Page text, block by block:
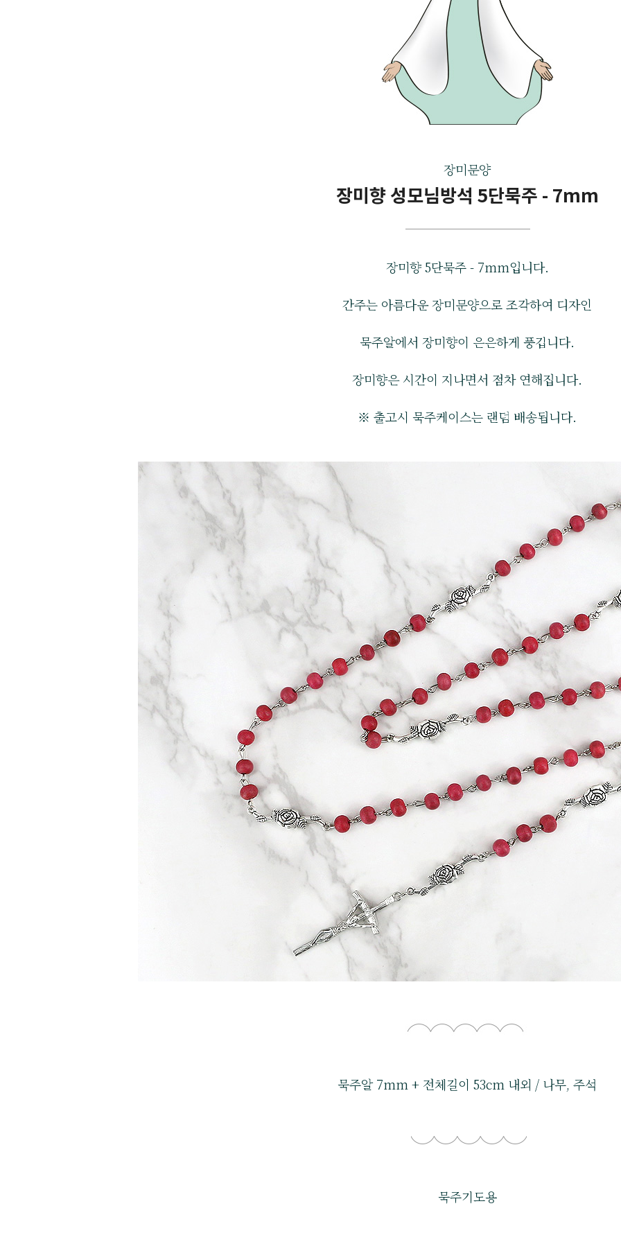
장미문양
장미향 성모님방석 5단묵주 - 7mm
장미향 5단묵주 - 7mm입니다.
간주는 아름다운 장미문양으로 조각하여 디자인
묵주알에서 장미향이 은은하게 풍깁니다.
장미향은 시간이 지나면서 점차 연해집니다.
※ 출고시 묵주케이스는 랜덤 배송됩니다.
묵주알 7mm + 전체길이 53cm 내외 / 나무, 주석
묵주기도용